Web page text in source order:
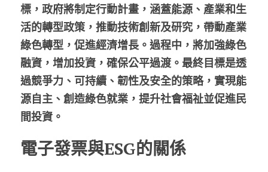
標，政府將制定行動計畫，涵蓋能源、產業和生
活的轉型政策，推動技術創新及研究，帶動產業
綠色轉型，促進經濟增長。過程中，將加強綠色
融資，增加投資，確保公平過渡。最終目標是透
過競爭力、可持續、韌性及安全的策略，實現能
源自主、創造綠色就業，提升社會福祉並促進民
間投資。
電子發票與ESG的關係